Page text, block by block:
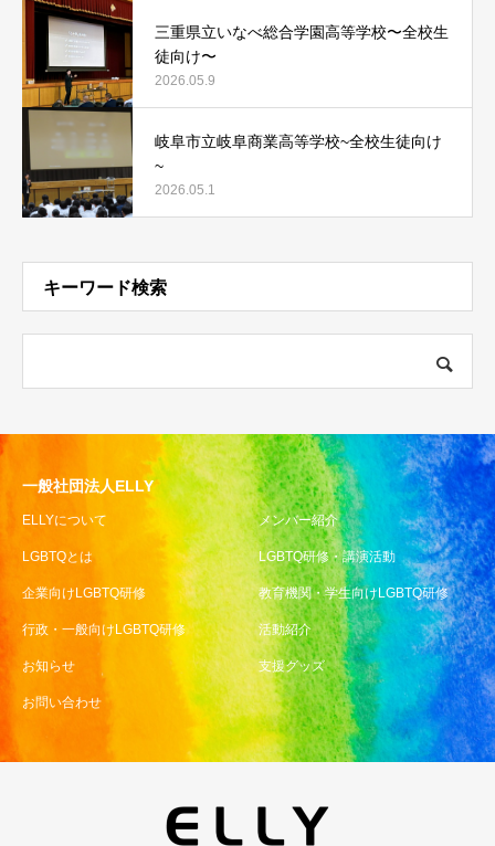
三重県立いなべ総合学園高等学校〜全校生
徒向け〜
2026.05.9
岐阜市立岐阜商業高等学校~全校生徒向け
~
2026.05.1
キーワード検索
一般社団法人ELLY
ELLYについて メンバー紹介
LGBTQとは LGBTQ研修・講演活動
企業向けLGBTQ研修 教育機関・学生向けLGBTQ研修
行政・一般向けLGBTQ研修 活動紹介
お知らせ 支援グッズ
お問い合わせ